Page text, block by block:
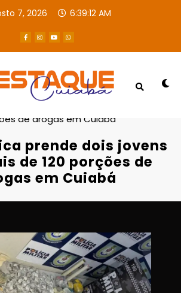
7, 2026 6:39:13 AM
Página inicial
POLICIAL
de drogas em Cuiabá
prende dois jovens
de 120 porções de
em Cuiabá